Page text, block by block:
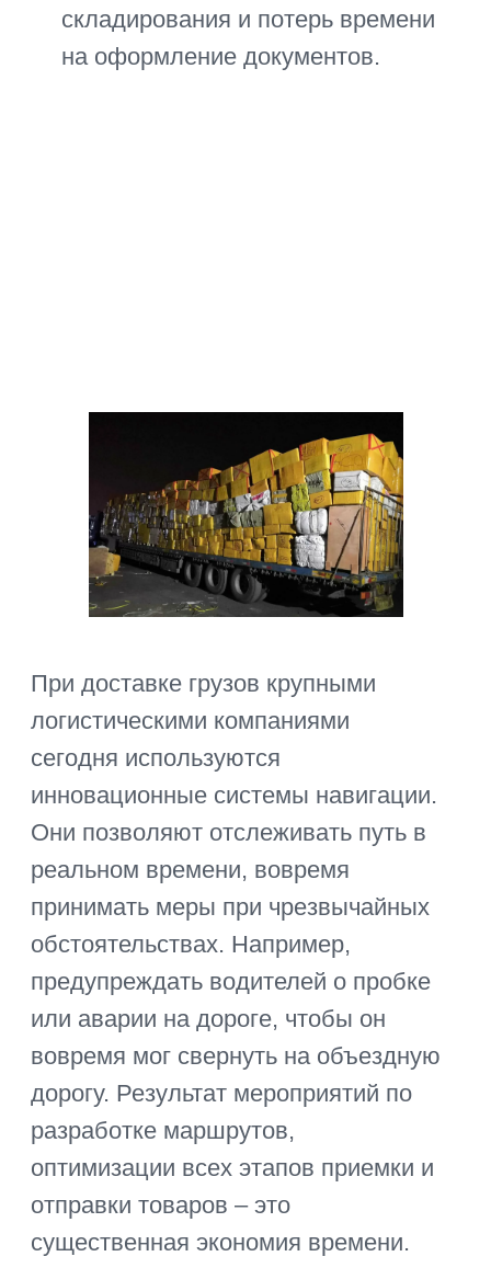
сервисы
информация
адрес: Краснодар, Пушкина 2, оф.
ExpressToday является
зарегистрированным ТМ
Политика конфиденциальности
Публичная оферта
Оферта - Доставка
Сделано в Targetika
Поиск производства
Фулфилмент
Консолидация
Информация о доставке
Доставка контейнера из Китая
Крупногабаритные грузы
Экспресс–доставка
FAQ
Блог
Контейнерная перевозка